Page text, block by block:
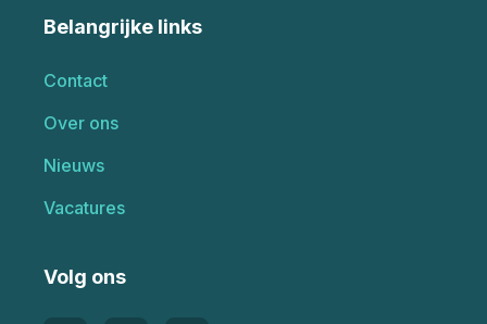
Belangrijke links
Contact
Over ons
Nieuws
Vacatures
Volg ons